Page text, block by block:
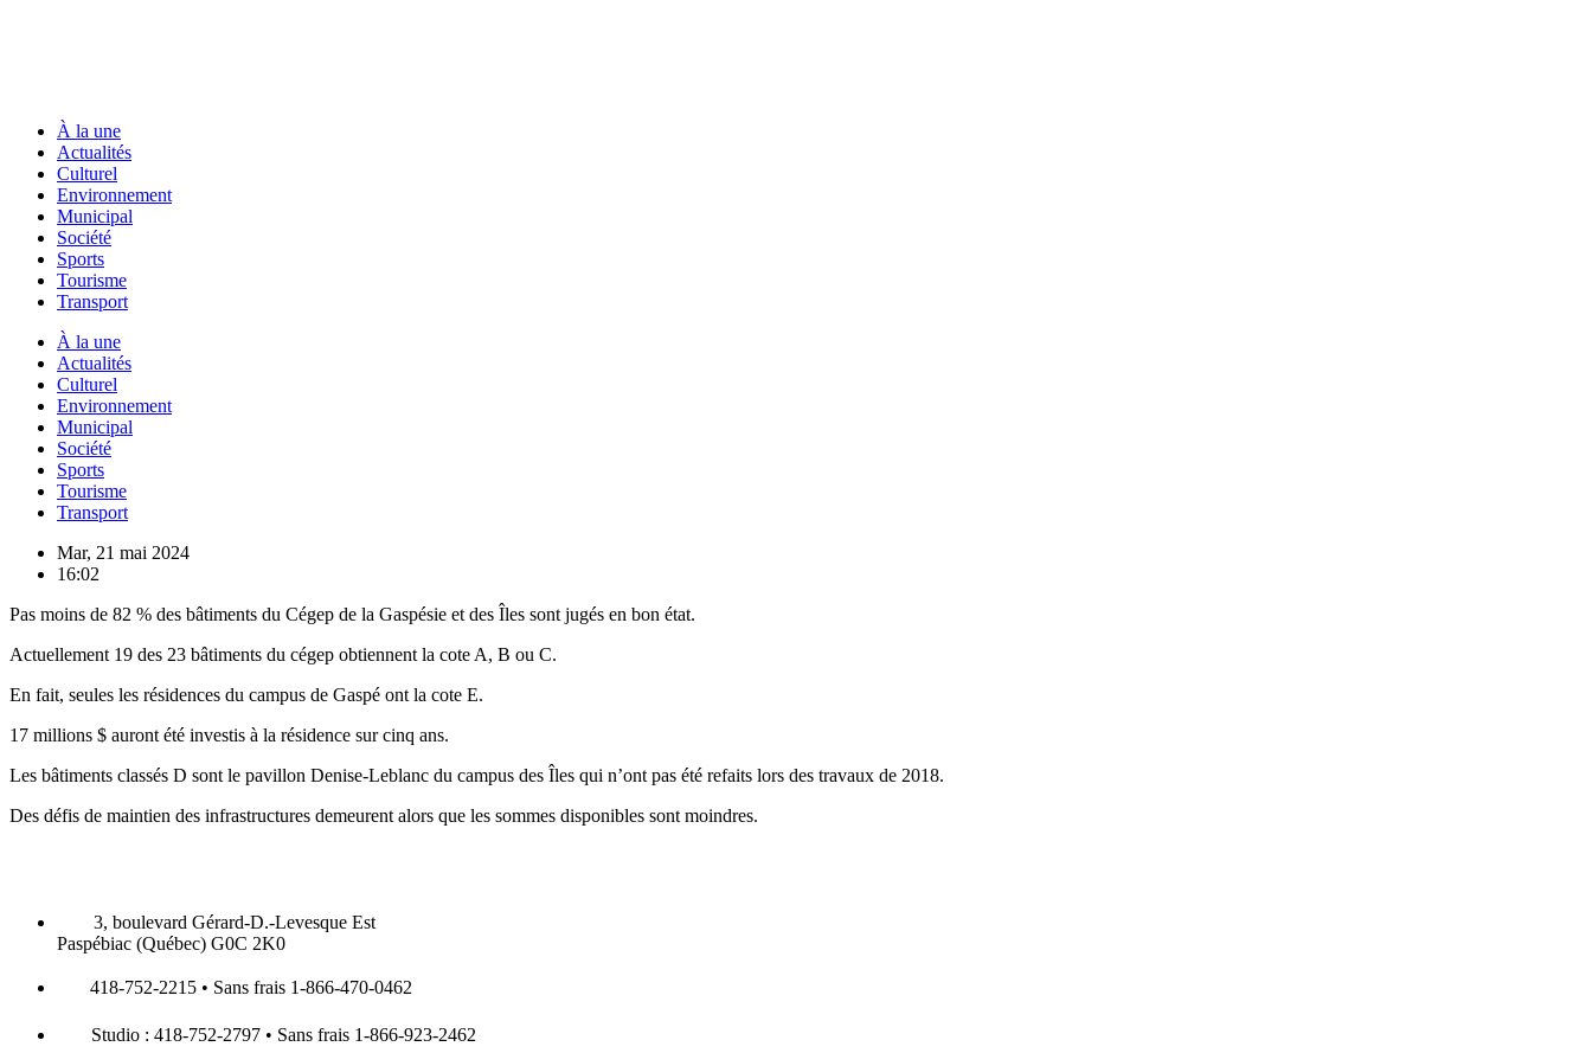
À la une
Actualités
Culturel
Environnement
Municipal
Société
Sports
Tourisme
Transport
À la une
Actualités
Culturel
Environnement
Municipal
Société
Sports
Tourisme
Transport
Mar, 21 mai 2024
16:02
Pas moins de 82 % des bâtiments du Cégep de la Gaspésie et des Îles sont jugés en bon état.
Actuellement 19 des 23 bâtiments du cégep obtiennent la cote A, B ou C.
En fait, seules les résidences du campus de Gaspé ont la cote E.
17 millions $ auront été investis à la résidence sur cinq ans.
Les bâtiments classés D sont le pavillon Denise-Leblanc du campus des Îles qui n’ont pas été refaits lors des travaux de 2018.
Des défis de maintien des infrastructures demeurent alors que les sommes disponibles sont moindres.
3, boulevard Gérard-D.-Levesque Est
Paspébiac (Québec) G0C 2K0
418-752-2215 • Sans frais 1-866-470-0462
Studio : 418-752-2797 • Sans frais 1-866-923-2462